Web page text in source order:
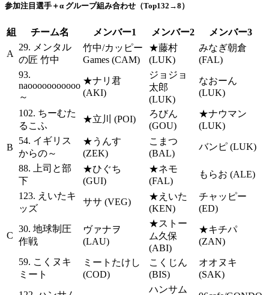
参加注目選手＋α グループ組み合わせ（Top132→8）
組 チーム名 メンバー1 メンバー2 メンバー3
A
29. メンタル
の匠 竹中
竹中/カッピー
Games (CAM)
★藤村
(LUK)
みなぎ朝倉
(FAL)
93.
naooooooooooo
～
★ナリ君
(AKI)
ジョジョ
太郎
(LUK)
なおーん
(LUK)
102. ちーむた
るこふ
★立川 (POI)
ろびん
(GOU)
★ナウマン
(LUK)
B
54. イギリス
からの～
★うんす
(ZEK)
こまつ
(BAL)
バンピ (LUK)
88. 上司と部
下
★ひぐち
(GUI)
★ネモ
(FAL)
もらお (ALE)
123. えいたキ
ッズ
ササ (VEG)
★えいた
(KEN)
チャッピー
(ED)
C
30. 地球制圧
作戦
ヴァナヲ
(LAU)
★ストー
ム久保
(ABI)
★キチパ
(ZAN)
59. こくヌキ
ミート
ミートたけし
(COD)
こくじん
(BIS)
オオヌキ
(SAK)
ハンサム